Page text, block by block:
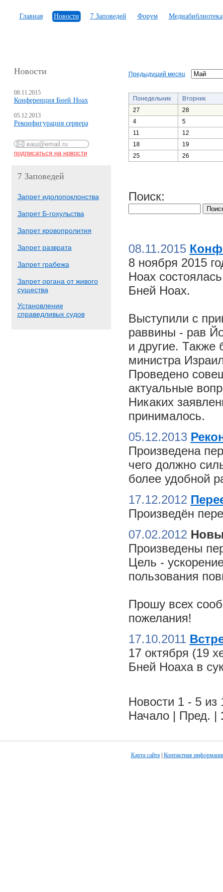
Главная Новости 7 Заповедей Форум Медиабиблиотека
Новости
08.11.2015
Конференция Бней Ноах
05.12.2013
Реконфигурация сервера
7 Заповедей
Запрет идолопоклонства
Запрет Б-гохульства
Запрет кровопролития
Запрет разврата
Запрет грабежа
Запрет органа от живого
существа
Установление
справедливых судов
Предыдущий месяц
Понедельник
Вторник
27
28
4
5
11
12
18
19
25
26
Поиск:
08.11.2015
8 ноября 2015
Ноах
Бней Ноах.
Выступили с
раввины - рав
и другие. Также
министра
Проведено
актуальные
Никаких
принималось.
05.12.2013
Произведена
чего должно
более удобной
17.12.2012
Произведён
07.02.2012
Произведены
Цель -
пользования
Прошу всех
пожелания!
17.10.2011
17 октября (19
Бней Ноаха в
Новости 1 - 5 из
Начало | Пред. |
Карта сайта| Контактная